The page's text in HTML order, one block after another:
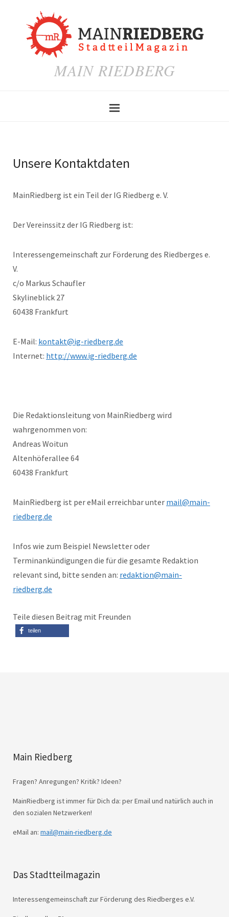
MAIN RIEDBERG
Unsere Kontaktdaten
MainRiedberg ist ein Teil der IG Riedberg e. V.
Der Vereinssitz der IG Riedberg ist:
Interessengemeinschaft zur Förderung des Riedberges e.
V.
c/o Markus Schaufler
Skylineblick 27
60438 Frankfurt
E-Mail: kontakt@ig-riedberg.de
Internet: http://www.ig-riedberg.de
Die Redaktionsleitung von MainRiedberg wird
wahrgenommen von:
Andreas Woitun
Altenhöferallee 64
60438 Frankfurt
MainRiedberg ist per eMail erreichbar unter mail@main-
riedberg.de
Infos wie zum Beispiel Newsletter oder
Terminankündigungen die für die gesamte Redaktion
relevant sind, bitte senden an: redaktion@main-
riedberg.de
Teile diesen Beitrag mit Freunden
teilen
Main Riedberg
Fragen? Anregungen? Kritik? Ideen?
MainRiedberg ist immer für Dich da: per Email und natürlich auch in
den sozialen Netzwerken!
eMail an: mail@main-riedberg.de
Das Stadtteilmagazin
Interessengemeinschaft zur Förderung des Riedberges e.V.